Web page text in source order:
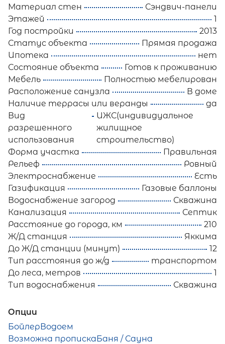
Материал стен
Сэндвич-панели
Этажей
1
Год постройки
2013
Статус объекта
Прямая продажа
Ипотека
нет
Состояние объекта
Готов к проживанию
Мебель
Полностью мебелирован
Расположение санузла
В доме
Наличие террасы или веранды
да
Вид
разрешенного
использования
ИЖС(индивидуальное
жилищное
строительство)
Форма участка
Правильная
Рельеф
Ровный
Электроснабжение
Есть
Газификация
Газовые баллоны
Водоснабжение загород
Скважина
Канализация
Септик
Расстояние до города, км
210
Ж/Д станция
Яккима
До Ж/Д станции (минут)
12
Тип расстояния до ж/д
транспортом
До леса, метров
1
Тип водоснабжения
Скважина
Опции
БойлерВодоем
Возможна пропискаБаня / Сауна